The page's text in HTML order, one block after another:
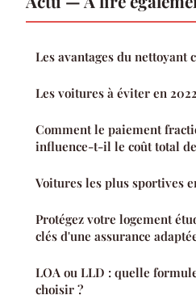
Les avantages du
Les voitures à éviter en 2022
Comment le paiement
influence-t-il le coût total
Voitures les plus sportives
Protégez votre logement
clés d'une assurance
LOA ou LLD : quelle
choisir ?